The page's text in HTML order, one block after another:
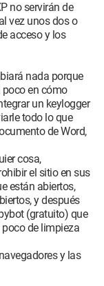
no servirán de
vez unos dos o
acceso y los
nada porque
en cómo
un keylogger
todo lo que
de Word,
cosa,
el sitio en sus
están abiertos,
y después
(gratuito) que
de limpieza
y las